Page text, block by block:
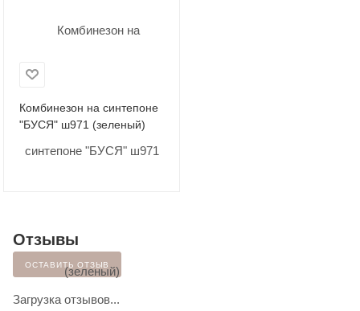
Комбинезон на синтепоне
"БУСЯ" ш971 (зеленый)
Отзывы
ОСТАВИТЬ ОТЗЫВ
Загрузка отзывов...